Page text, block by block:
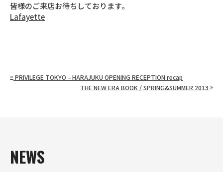
皆様のご来店お待ちしております。
Lafayette
« PRIVILEGE TOKYO – HARAJUKU OPENING RECEPTION recap
THE NEW ERA BOOK / SPRING&SUMMER 2013 »
NEWS